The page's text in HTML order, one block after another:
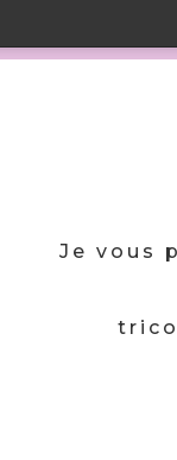
Je vous